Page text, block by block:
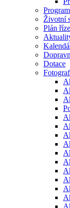
Životní
Plán
Dotace